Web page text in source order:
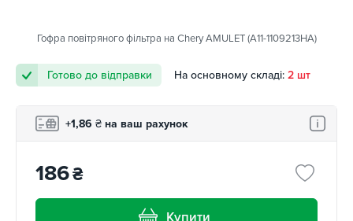
Гофра повітряного фільтра на Chery AMULET (A11-1109213HA)
Готово до відправки На основному складі: 2 шт
+1,86 ₴ на ваш рахунок
186₴
Купити